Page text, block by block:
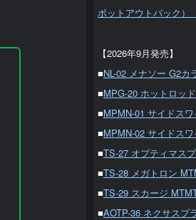
ボットアウトバック）
【2026年9月発売】
■NL-02 メナソー G2カ
■MPG-20 ホットロッ
■MPMN-01 サイドス
■MPMN-02 サイドス
■TS-27 オプティマス
■TS-28 メガトロン
■TS-29 スカージ
■AOTP-36 ネクサスプ